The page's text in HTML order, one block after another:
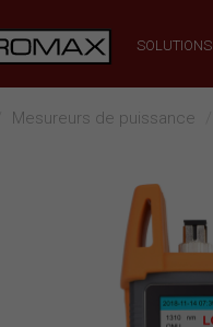
SOLUTIONS
Mesureurs de puissance